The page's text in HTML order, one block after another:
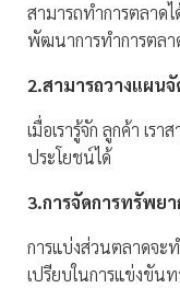
สามารถทำการตลาด
พัฒนาการทำการตลา
2.สามารถวางแผน
เมื่อเรารู้จัก ลูกค้า เร
ประโยชน์ได้
3.การจัดการทรัพย
การแบ่งส่วนตลาดจะ
เปรียบในการแข่งขัน